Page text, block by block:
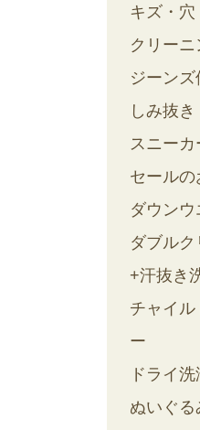
キズ・穴
クリーニ
ジーンズ
しみ抜き
スニーカ
セール
ダウン
ダブル
+汗抜き
チャイル
ー
ドライ
ぬいぐる